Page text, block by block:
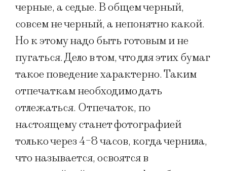
черные, а седые. В общем черный,
совсем не черный, а непонятно какой.
Но к этому надо быть готовым и не
пугаться. Дело в том, что для этих бумаг
такое поведение характерно. Таким
отпечаткам необходимо дать
отлежаться. Отпечаток, по
настоящему станет фотографией
только через 4-8 часов, когда чернила,
что называется, освоятся в